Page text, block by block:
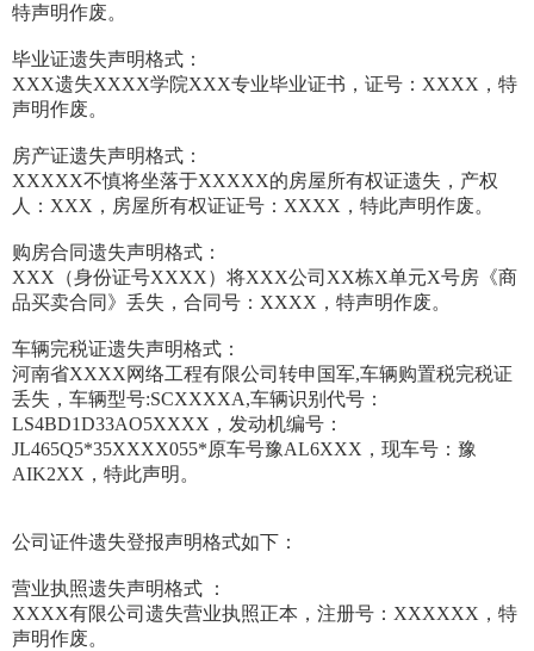
特声明作废。
毕业证遗失声明格式：
XXX遗失XXXX学院XXX专业毕业证书，证号：XXXX，特
声明作废。
房产证遗失声明格式：
XXXXX不慎将坐落于XXXXX的房屋所有权证遗失，产权
人：XXX，房屋所有权证证号：XXXX，特此声明作废。
购房合同遗失声明格式：
XXX（身份证号XXXX）将XXX公司XX栋X单元X号房《商
品买卖合同》丢失，合同号：XXXX，特声明作废。
车辆完税证遗失声明格式：
河南省XXXX网络工程有限公司转申国军,车辆购置税完税证
丢失，车辆型号:SCXXXXA,车辆识别代号：
LS4BD1D33AO5XXXX，发动机编号：
JL465Q5*35XXXX055*原车号豫AL6XXX，现车号：豫
AIK2XX，特此声明。
公司证件遗失登报声明格式如下：
营业执照遗失声明格式 ：
XXXX有限公司遗失营业执照正本，注册号：XXXXXX，特
声明作废。